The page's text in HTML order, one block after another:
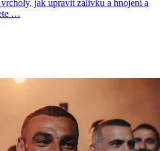
jak upravit zálivku a hnojení a
…